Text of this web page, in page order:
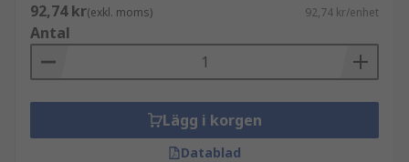
92,74 kr(exkl. moms) 92,74 kr/enhet
Antal
Lägg i korgen
Datablad